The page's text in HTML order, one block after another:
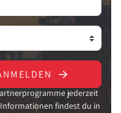
jederzeit
findest du in